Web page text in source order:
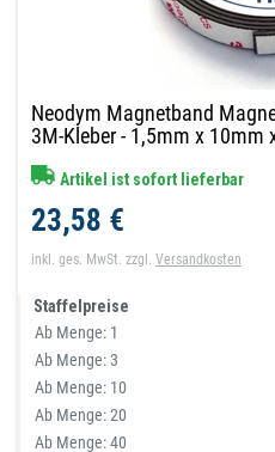
Neodym Magnetband
3M-Kleber - 1,5mm x 10mm
Artikel ist sofort lieferbar
23,58 €
inkl. ges. MwSt. zzgl.Versandkosten
Staffelpreise
Ab Menge: 1
Ab Menge:3
Ab Menge: 10
Ab Menge:20
Ab Menge:40